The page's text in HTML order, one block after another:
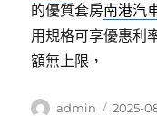
的優質套房南港汽
用規格可享優惠利
額無上限，
作
admin
發
2025-